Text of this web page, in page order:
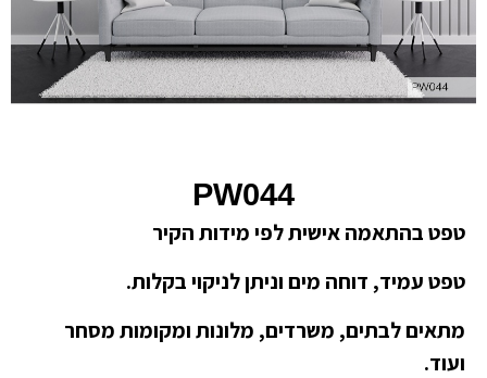
PW044
טפט בהתאמה אישית לפי מידות הקיר
טפט עמיד, דוחה מים וניתן לניקוי בקלות.
מתאים לבתים, משרדים, מלונות ומקומות מסחר
ועוד.